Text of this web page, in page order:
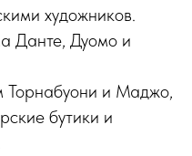
художников.
Данте, Дуомо и
Торнабуони и Маджо,
бутики и